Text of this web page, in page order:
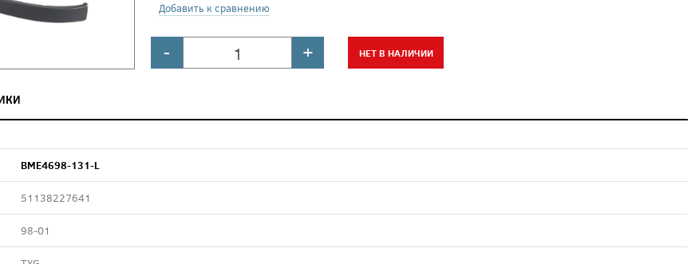
Добавить к сравнению
- + НЕТ В НАЛИЧИИ
BME4698-131-L
51138227641
98-01